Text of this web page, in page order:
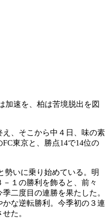
加速を、柏は苦境脱出を図
、そこから中４日、味の素
東京と、勝点14で14位の
勢いに乗り始めている。明
１の勝利を飾ると、前々
二度目の連勝を果たした。
な逆転勝利。今季初の３連
た。